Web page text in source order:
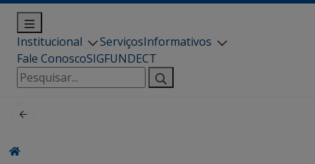
Institucional ServiçosInformativos
Fale ConoscoSIGFUNDECT
Pesquisar
por: